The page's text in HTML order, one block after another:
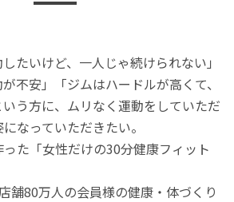
たいけど、一人じゃ続けられない」
不安」「ジムはハードルが高くて、
う方に、ムリなく運動をしていただ
なっていただきたい。
た「女性だけの30分健康フィット
舗80万人の会員様の健康・体づくり